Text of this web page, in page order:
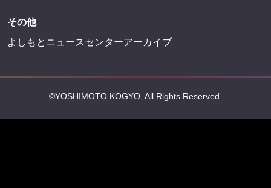
その他
よしもとニュースセンターアーカイブ
©YOSHIMOTO KOGYO, All Rights Reserved.